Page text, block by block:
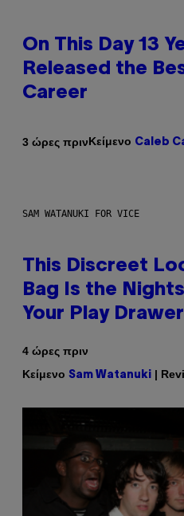
On This Day 13
Released the
Career
3 ώρες πρινΚείμενο Caleb
SAM WATANUKI FOR VICE
This Discreet
Bag Is the
Your Play
4 ώρες πριν
Κείμενο Sam Watanuki |